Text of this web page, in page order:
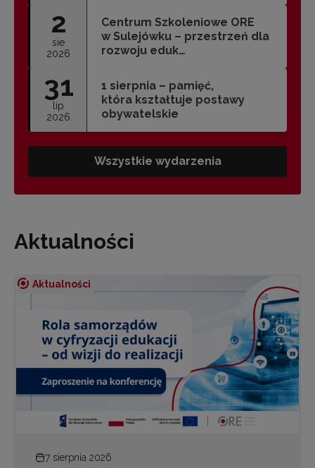
2
sie
2026
Centrum Szkoleniowe ORE
w Sulejówku – przestrzeń dla
rozwoju eduk…
31
lip
2026
1 sierpnia – pamięć,
która kształtuje postawy
obywatelskie
Wszystkie wydarzenia
Aktualności
Aktualności
7 sierpnia 2026